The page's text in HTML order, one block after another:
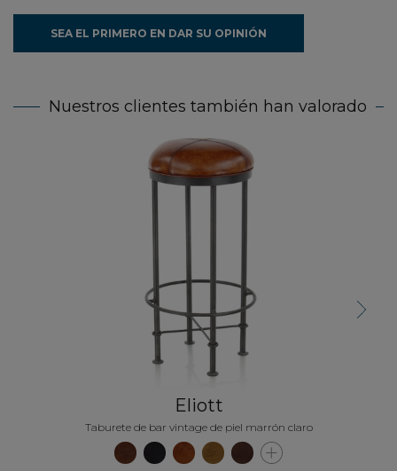
SEA EL PRIMERO EN DAR SU OPINIÓN
Nuestros clientes también han valorado
Eliott
Taburete de bar vintage de piel marrón claro
Next